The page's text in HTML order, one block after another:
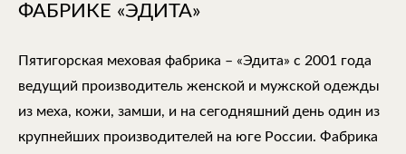
ФАБРИКЕ «ЭДИТА»
Пятигорская меховая фабрика – «Эдита» с 2001 года
ведущий производитель женской и мужской одежды
из меха, кожи, замши, и на сегодняшний день один из
крупнейших производителей на юге России. Фабрика